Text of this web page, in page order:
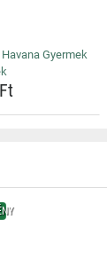
Gyermek